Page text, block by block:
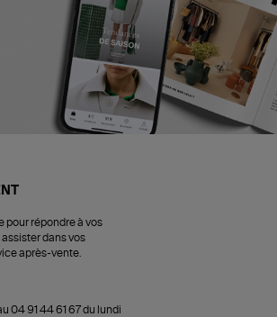
pour répondre à vos
dans vos
après-vente.
04 91 44 61 67 du lundi